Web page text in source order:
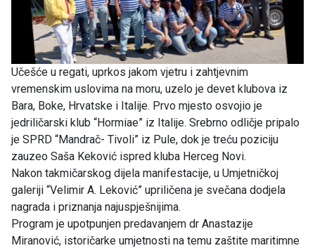
Učešće u regati, uprkos jakom vjetru i zahtjevnim
vremenskim uslovima na moru, uzelo je devet klubova iz
Bara, Boke, Hrvatske i Italije. Prvo mjesto osvojio je
jedriličarski klub “Hormiae” iz Italije. Srebrno odličje pripalo
je SPRD “Mandrač- Tivoli” iz Pule, dok je treću poziciju
zauzeo Saša Keković ispred kluba Herceg Novi.
Nakon takmičarskog dijela manifestacije, u Umjetničkoj
galeriji “Velimir A. Leković” upriličena je svečana dodjela
nagrada i priznanja najuspješnijima.
Program je upotpunjen predavanjem dr Anastazije
Miranović, istoričarke umjetnosti na temu zaštite maritimne